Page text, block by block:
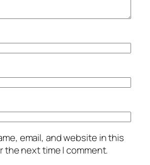
email, and website in this
the next time I comment.